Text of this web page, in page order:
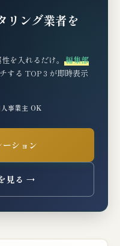
ト（取得方法・所要
から入金までの日数
ステップ（公式フロ
請求を料率1.0%でファ
リング業者を
を入れるだけ。 編集部
する TOP 3 が即時表示
事業主 OK
ション
見る →